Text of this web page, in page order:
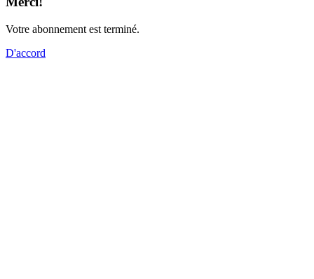
Votre abonnement est terminé.
D'accord